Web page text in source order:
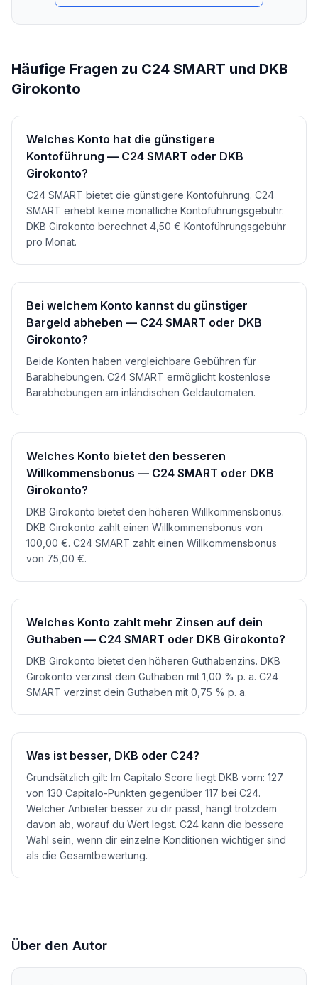
Häufige Fragen zu C24 SMART und DKB
Girokonto
Welches Konto hat die günstigere
Kontoführung — C24 SMART oder DKB
Girokonto?
C24 SMART bietet die günstigere Kontoführung. C24
SMART erhebt keine monatliche Kontoführungsgebühr.
DKB Girokonto berechnet 4,50 € Kontoführungsgebühr
pro Monat.
Bei welchem Konto kannst du günstiger
Bargeld abheben — C24 SMART oder DKB
Girokonto?
Beide Konten haben vergleichbare Gebühren für
Barabhebungen. C24 SMART ermöglicht kostenlose
Barabhebungen am inländischen Geldautomaten.
Welches Konto bietet den besseren
Willkommensbonus — C24 SMART oder DKB
Girokonto?
DKB Girokonto bietet den höheren Willkommensbonus.
DKB Girokonto zahlt einen Willkommensbonus von
100,00 €. C24 SMART zahlt einen Willkommensbonus
von 75,00 €.
Welches Konto zahlt mehr Zinsen auf dein
Guthaben — C24 SMART oder DKB Girokonto?
DKB Girokonto bietet den höheren Guthabenzins. DKB
Girokonto verzinst dein Guthaben mit 1,00 % p. a. C24
SMART verzinst dein Guthaben mit 0,75 % p. a.
Was ist besser, DKB oder C24?
Grundsätzlich gilt: Im Capitalo Score liegt DKB vorn: 127
von 130 Capitalo-Punkten gegenüber 117 bei C24.
Welcher Anbieter besser zu dir passt, hängt trotzdem
davon ab, worauf du Wert legst. C24 kann die bessere
Wahl sein, wenn dir einzelne Konditionen wichtiger sind
als die Gesamtbewertung.
Über den Autor